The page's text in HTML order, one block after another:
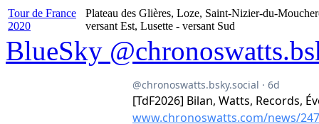
Tour de France
2020
Plateau des Glières, Loze, Saint-Nizier-du-
versant Est, Lusette - versant Sud
BlueSky